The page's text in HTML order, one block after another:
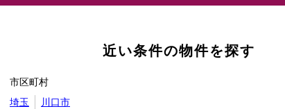
近い条件の物件を探す
市区町村
埼玉
川口市